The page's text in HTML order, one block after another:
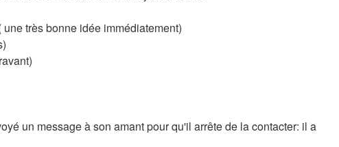
très bonne idée immédiatement)
un message à son amant pour qu'il arrête de la contacter: il a